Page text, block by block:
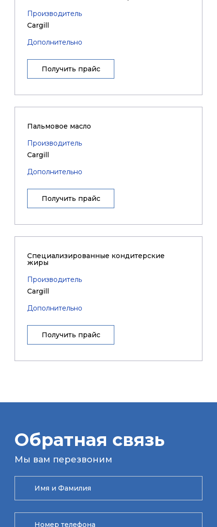
Производитель
Cargill
Дополнительно
Получить прайс
Пальмовое масло
Производитель
Cargill
Дополнительно
Получить прайс
Специализированные кондитерские
жиры
Производитель
Cargill
Дополнительно
Получить прайс
Обратная связь
Мы вам перезвоним